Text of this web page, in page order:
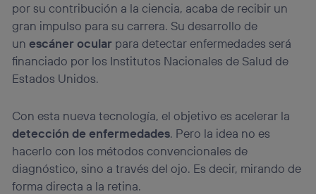
por su contribución a la ciencia, acaba de recibir un
gran impulso para su carrera. Su desarrollo de
unescáner ocular para detectar enfermedades será
financiado por los Institutos Nacionales de Salud de
Estados Unidos.
Con esta nueva tecnología, el objetivo es acelerar la
detección de enfermedades. Pero la idea no es
hacerlo con los métodos convencionales de
diagnóstico, sino a través del ojo. Es decir, mirando de
forma directa a la retina.